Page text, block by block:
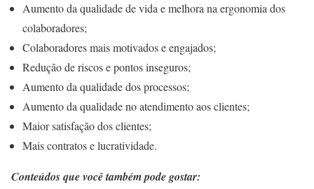
Aumento da qualidade de vida e melhora na ergonomia dos
colaboradores;
Colaboradores mais motivados e engajados;
Redução de riscos e pontos inseguros;
Aumento da qualidade dos processos;
Aumento da qualidade no atendimento aos clientes;
Maior satisfação dos clientes;
Mais contratos e lucratividade.
Conteúdos que você também pode gostar: